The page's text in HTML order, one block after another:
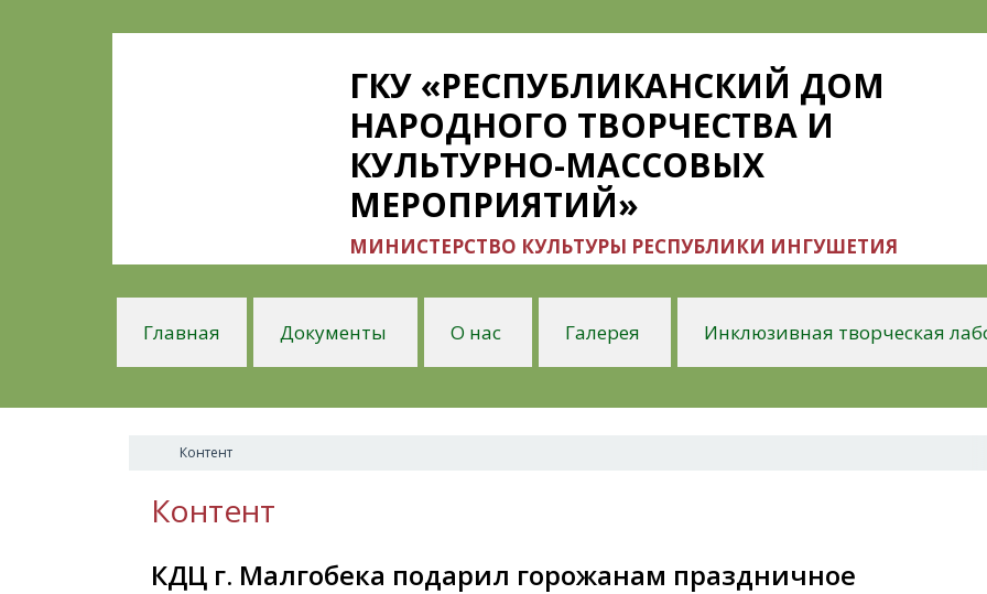
ГКУ «РЕСПУБЛИКАНСКИЙ ДОМ
НАРОДНОГО ТВОРЧЕСТВА И
КУЛЬТУРНО-МАССОВЫХ
МЕРОПРИЯТИЙ»
МИНИСТЕРСТВО КУЛЬТУРЫ РЕСПУБЛИКИ ИНГУШЕТИЯ
Главная Документы О нас Галерея Инклюзивная творческая
Контент
Контент
КДЦ г. Малгобека подарил горожанам праздничное